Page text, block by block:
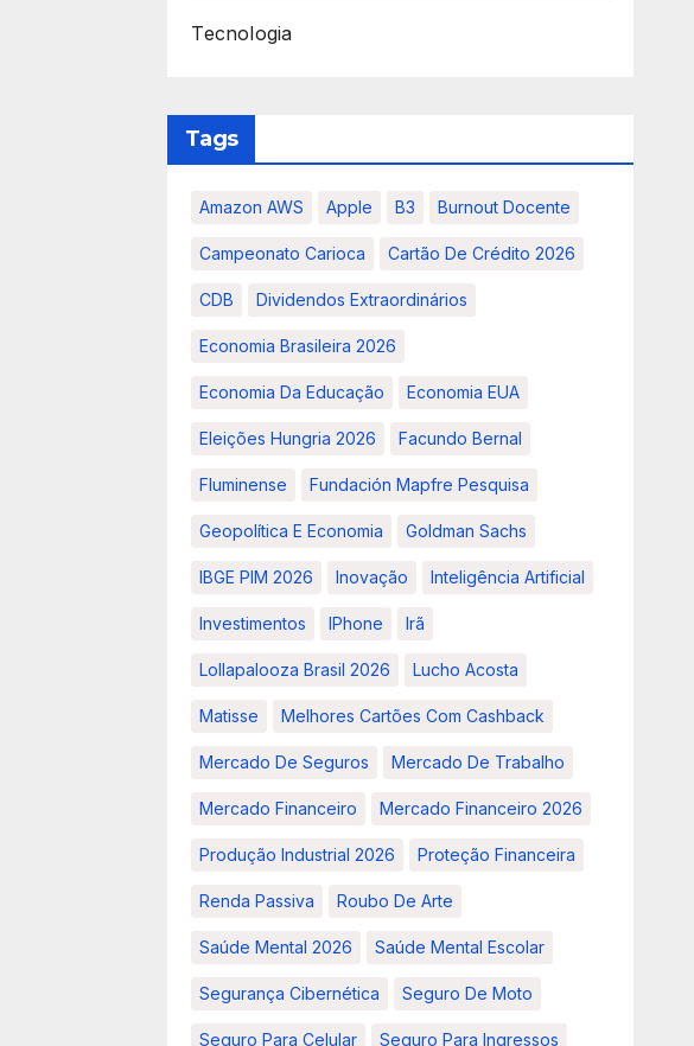
Tecnologia
Tags
Amazon AWS Apple B3 Burnout Docente
Campeonato Carioca Cartão De Crédito 2026
CDB Dividendos Extraordinários
Economia Brasileira 2026
Economia Da Educação Economia EUA
Eleições Hungria 2026 Facundo Bernal
Fluminense Fundación Mapfre Pesquisa
Geopolítica E Economia Goldman Sachs
IBGE PIM 2026 Inovação Inteligência Artificial
Investimentos IPhone Irã
Lollapalooza Brasil 2026 Lucho Acosta
Matisse Melhores Cartões Com Cashback
Mercado De Seguros Mercado De Trabalho
Mercado Financeiro Mercado Financeiro 2026
Produção Industrial 2026 Proteção Financeira
Renda Passiva Roubo De Arte
Saúde Mental 2026 Saúde Mental Escolar
Segurança Cibernética Seguro De Moto
Seguro Para Celular Seguro Para Ingressos